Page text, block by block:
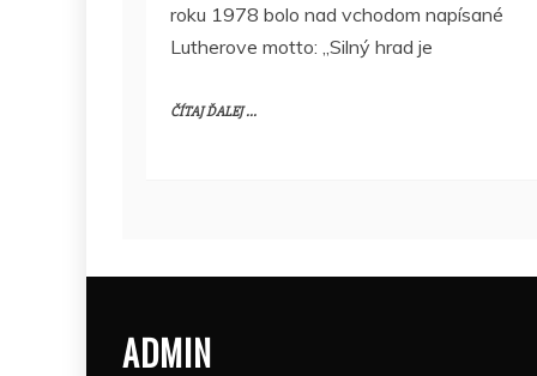
roku 1978 bolo nad vchodom napísané
Lutherove motto: „Silný hrad je
ČÍTAJ ĎALEJ ...
ADMIN